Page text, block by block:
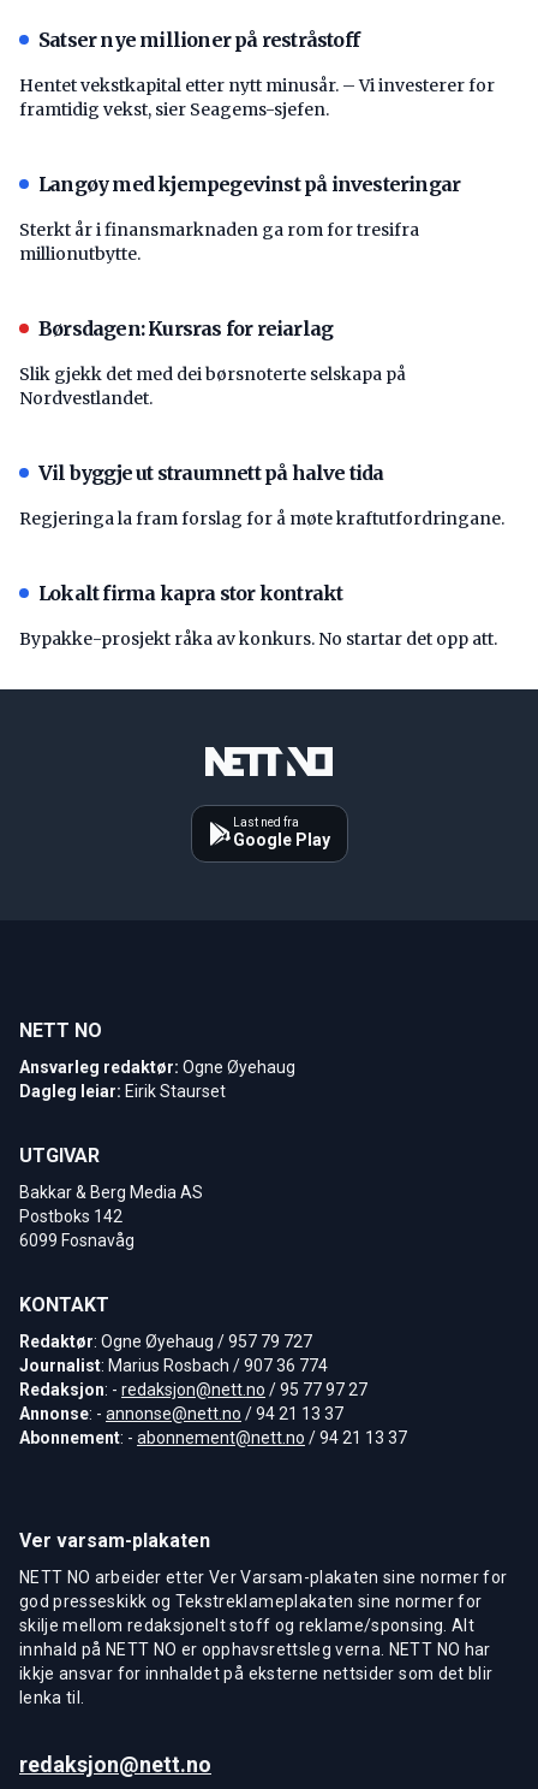
Satser nye millioner på restråstoff
Hentet vekstkapital etter nytt minusår. – Vi investerer for
framtidig vekst, sier Seagems-sjefen.
Langøy med kjempegevinst på investeringar
Sterkt år i finansmarknaden ga rom for tresifra
millionutbytte.
Børsdagen: Kursras for reiarlag
Slik gjekk det med dei børsnoterte selskapa på
Nordvestlandet.
Vil byggje ut straumnett på halve tida
Regjeringa la fram forslag for å møte kraftutfordringane.
Lokalt firma kapra stor kontrakt
Bypakke-prosjekt råka av konkurs. No startar det opp att.
Last ned fra
Google Play
NETT NO
Ansvarleg redaktør: Ogne Øyehaug
Dagleg leiar: Eirik Staurset
UTGIVAR
Bakkar & Berg Media AS
Postboks 142
6099 Fosnavåg
KONTAKT
Redaktør: Ogne Øyehaug / 957 79 727
Journalist: Marius Rosbach / 907 36 774
Redaksjon: - redaksjon@nett.no / 95 77 97 27
Annonse: - annonse@nett.no / 94 21 13 37
Abonnement: - abonnement@nett.no / 94 21 13 37
Ver varsam-plakaten
NETT NO arbeider etter Ver Varsam-plakaten sine normer for
god presseskikk og Tekstreklameplakaten sine normer for
skilje mellom redaksjonelt stoff og reklame/sponsing. Alt
innhald på NETT NO er opphavsrettsleg verna. NETT NO har
ikkje ansvar for innhaldet på eksterne nettsider som det blir
lenka til.
redaksjon@nett.no